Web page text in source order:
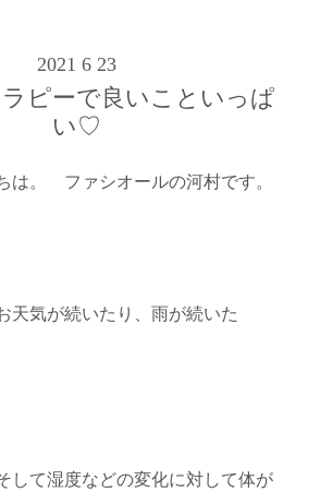
2021 6 23
ピーで良いこといっぱ
い♡
は。 ファシオールの河村です。
天気が続いたり、雨が続いた
して湿度などの変化に対して体が